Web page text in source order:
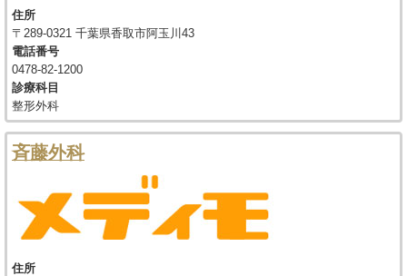
住所
〒289-0321 千葉県香取市阿玉川43
電話番号
0478-82-1200
診療科目
整形外科
斉藤外科
住所